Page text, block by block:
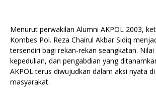
Menurut perwakilan Alumni AKPOL 2003,
Kombes Pol. Reza Chairul Akbar Sidiq
tersendiri bagi rekan-rekan seangkatan.
kepedulian, dan pengabdian yang
AKPOL terus diwujudkan dalam aksi nyata
masyarakat.